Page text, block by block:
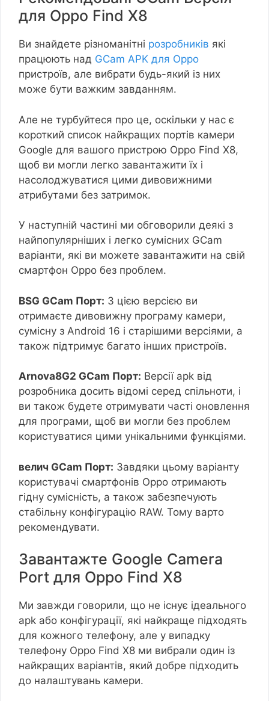
для Oppo Find X8
Ви знайдете різноманітні розробників які
працюють над GCam APK для Oppo
пристроїв, але вибрати будь-який із них
може бути важким завданням.
Але не турбуйтеся про це, оскільки у нас є
короткий список найкращих портів камери
Google для вашого пристрою Oppo Find X8,
щоб ви могли легко завантажити їх і
насолоджуватися цими дивовижними
атрибутами без затримок.
У наступній частині ми обговорили деякі з
найпопулярніших і легко сумісних GCam
варіанти, які ви можете завантажити на свій
смартфон Oppo без проблем.
BSG GCam Порт: З цією версією ви
отримаєте дивовижну програму камери,
сумісну з Android 16 і старішими версіями, а
також підтримує багато інших пристроїв.
Arnova8G2 GCam Порт: Версії apk від
розробника досить відомі серед спільноти, і
ви також будете отримувати часті оновлення
для програми, щоб ви могли без проблем
користуватися цими унікальними функціями.
велич GCam Порт: Завдяки цьому варіанту
користувачі смартфонів Oppo отримають
гідну сумісність, а також забезпечують
стабільну конфігурацію RAW. Тому варто
рекомендувати.
Завантажте Google Camera
Port для Oppo Find X8
Ми завжди говорили, що не існує ідеального
apk або конфігурації, які найкраще підходять
для кожного телефону, але у випадку
телефону Oppo Find X8 ми вибрали один із
найкращих варіантів, який добре підходить
до налаштувань камери.